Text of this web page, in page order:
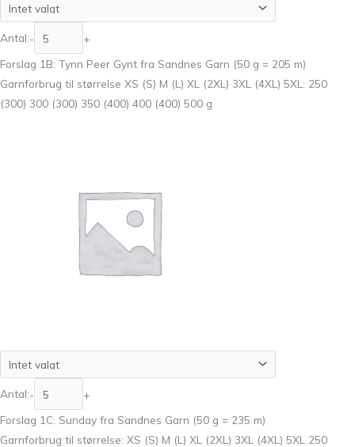
Antal:-
+
Forslag 1B: Tynn Peer Gynt fra Sandnes Garn (50 g = 205 m)
Garnforbrug til størrelse XS (S) M (L) XL (2XL) 3XL (4XL) 5XL: 250
(300) 300 (300) 350 (400) 400 (400) 500 g
Antal:-
+
Forslag 1C: Sunday fra Sandnes Garn (50 g = 235 m)
Garnforbrug til størrelse: XS (S) M (L) XL (2XL) 3XL (4XL) 5XL 250